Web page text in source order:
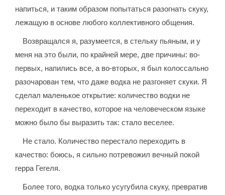
напиться, и таким образом попытаться разогнать скуку,
лежащую в основе любого коллективного общения.
Возвращался я, разумеется, в стельку пьяным, и у
меня на это были, по крайней мере, две причины: во-
первых, напились все, а во-вторых, я был колоссально
разочарован тем, что даже водка не разгоняет скуки. Я
сделал маленькое открытие: количество водки не
переходит в качество, которое на человеческом языке
можно было бы выразить так: стало веселее.
Не стало. Количество перестало переходить в
качество: боюсь, я сильно потревожил вечный покой
герра Гегеля.
Более того, водка только усугубила скуку, превратив